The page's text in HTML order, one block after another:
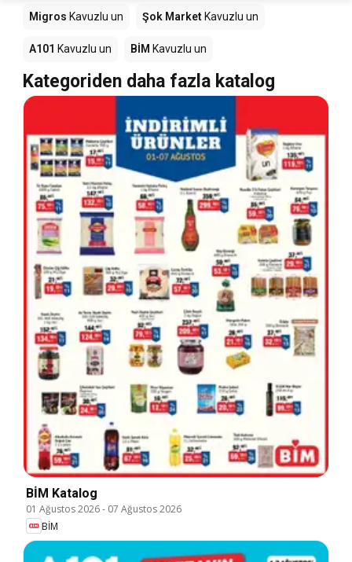
Migros Kavuzlu un Şok Market Kavuzlu un
A101 Kavuzlu un BİM Kavuzlu un
Kategoriden daha fazla katalog
BİM Katalog
01 Ağustos 2026- 07 Ağustos 2026
BİM